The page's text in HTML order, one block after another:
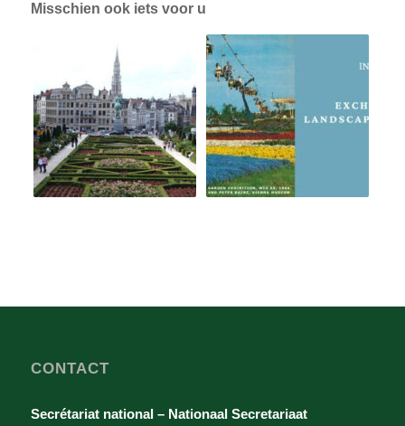
Misschien ook iets voor u
CONTACT
Secrétariat national – Nationaal Secretariaat